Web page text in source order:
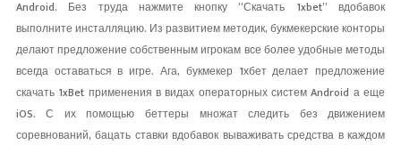
Android. Без труда нажмите кнопку “Скачать 1xbet” вдобавок
выполните инсталляцию. Из развитием методик, букмекерские конторы
делают предложение собственным игрокам все более удобные методы
всегда оставаться в игре. Ага, букмекер 1хбет делает предложение
скачать 1xBet применения в видах операторных систем Android а еще
iOS. С их помощью беттеры множат следить без движением
соревнований, бацать ставки вдобавок вываживать средства в каждом